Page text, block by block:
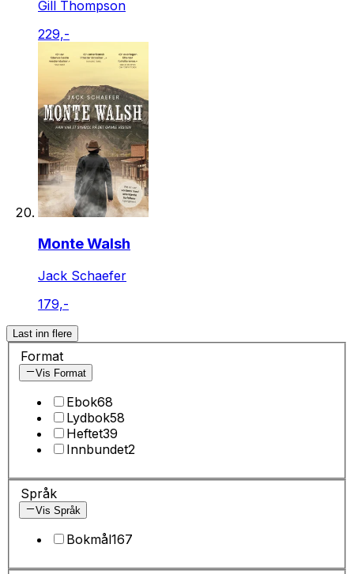
Gill Thompson
229,-
Monte Walsh
Jack Schaefer
179,-
Last inn flere
Format
Vis Format
Ebok68
Lydbok58
Heftet39
Innbundet2
Språk
Vis Språk
Bokmål167